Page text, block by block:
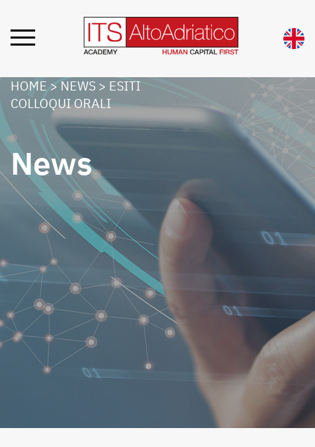
HOME>NEWS > ESITI
COLLOQUI ORALI
News